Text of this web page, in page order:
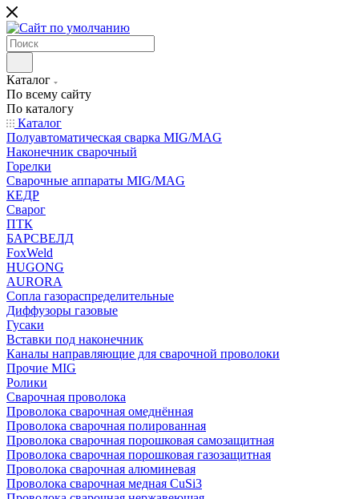
Каталог
По всему сайту
По каталогу
Каталог
Полуавтоматическая сварка MIG/MAG
Наконечник сварочный
Горелки
Сварочные аппараты MIG/MAG
КЕДР
Сварог
ПТК
БАРСВЕЛД
FoxWeld
HUGONG
AURORA
Сопла газораспределительные
Диффузоры газовые
Гусаки
Вставки под наконечник
Каналы направляющие для сварочной проволоки
Прочие MIG
Ролики
Cварочная проволока
Проволока сварочная омеднённая
Проволока сварочная полированная
Проволока сварочная порошковая самозащитная
Проволока сварочная порошковая газозащитная
Проволока сварочная алюминевая
Проволока сварочная медная CuSi3